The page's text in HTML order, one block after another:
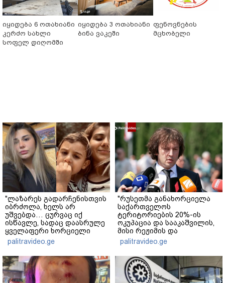
იყიდება 6 ოთახიანი
კერძო სახლი
სოფელ დიღომში
იყიდება 3 ოთახიანი
ბინა ვაკეში
ფენოვნების
მცხობელი
"ლაზარეს გადარჩენისთვის
იბრძოლა, ხელს არ
უშვებდა… ცურვაც იქ
ისწავლე, სადაც დაასრულე
ყველაფერი ხორციელი
ცხოვრებიდან" – რას წერს
ხობში დაღუპული დედა-
შვილის ახლობელი?
palitravideo.ge
"რუსეთმა განახორციელა
საქართველოს
ტერიტორიების 20%-ის
ოკუპაცია და სააკაშვილის,
მისი რეჟიმის და
"ნაცმოძრაობის" ღალატი
ვერანაირად ვერ
გადაფარავს ამ
დანაშაულს" - ირაკლი
კობახიძე
palitravideo.ge